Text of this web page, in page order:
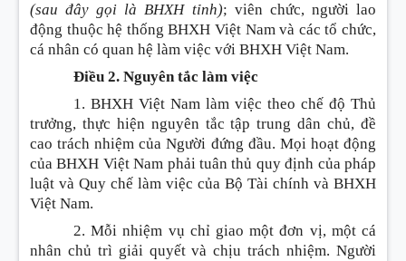
(sau đây gọi là BHXH tỉnh); viên chức, người lao
động thuộc hệ thống BHXH Việt Nam và các tổ chức,
cá nhân có quan hệ làm việc với BHXH Việt Nam.
Điều 2. Nguyên tắc làm việc
1. BHXH Việt Nam làm việc theo chế độ Thủ
trưởng, thực hiện nguyên tắc tập trung dân chủ, đề
cao trách nhiệm của Người đứng đầu. Mọi hoạt động
của BHXH Việt Nam phải tuân thủ quy định của pháp
luật và Quy chế làm việc của Bộ Tài chính và BHXH
Việt Nam.
2. Mỗi nhiệm vụ chỉ giao một đơn vị, một cá
nhân chủ trì giải quyết và chịu trách nhiệm. Người